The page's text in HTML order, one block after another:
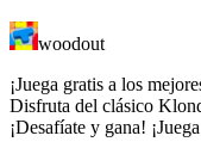
woodout
¡Juega gratis a los
Disfruta del clásico
¡Desafíate y gana!